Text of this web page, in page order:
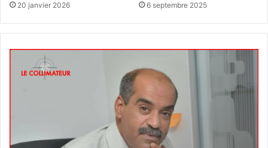
20 janvier 2026 6 septembre 2025